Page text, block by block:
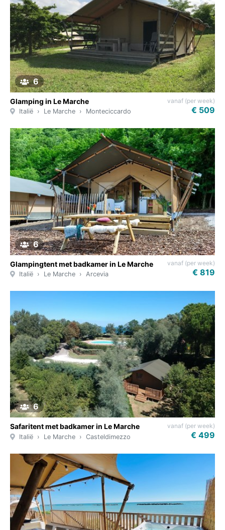
6
Glamping in Le Marche
Italië Le Marche Monteciccardo
vanaf (per week)
€ 509
6
Glampingtent met badkamer in Le Marche
Italië Le Marche Arcevia
vanaf (per week)
€ 819
6
Safaritent met badkamer in Le Marche
Italië Le Marche Casteldimezzo
vanaf (per week)
€ 499